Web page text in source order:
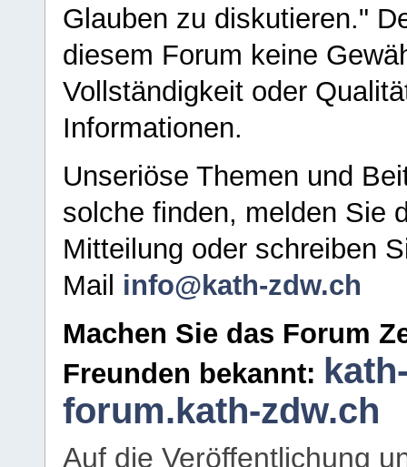
Glauben zu diskutieren."
diesem Forum keine
Vollständigkeit oder
Informationen.
Unseriöse Themen und
solche finden, melden Sie
Mitteilung oder schreiben
Mail info@kath-zdw.ch
Machen Sie das Forum
Freunden bekannt:
forum.kath-zdw.ch
Auf die Veröffentlichung